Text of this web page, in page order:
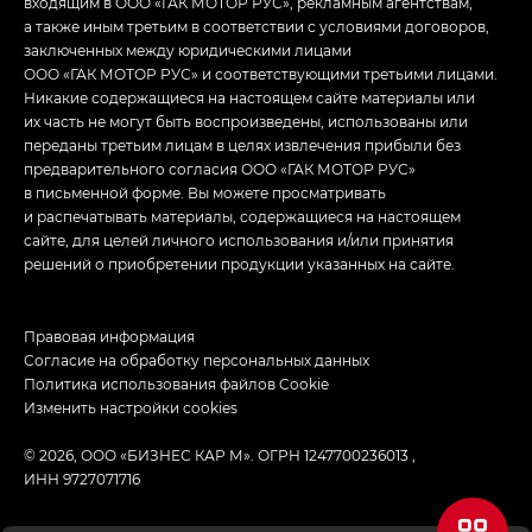
а также иным третьим в соответствии с условиями договоров,
заключенных между юридическими лицами
ООО «ГАК МОТОР РУС» и соответствующими третьими лицами.
Никакие содержащиеся на настоящем сайте материалы или
их часть не могут быть воспроизведены, использованы или
переданы третьим лицам в целях извлечения прибыли без
предварительного согласия ООО «ГАК МОТОР РУС»
в письменной форме. Вы можете просматривать
и распечатывать материалы, содержащиеся на настоящем
сайте, для целей личного использования и/или принятия
решений о приобретении продукции указанных на сайте.
© 2026, ООО «БИЗНЕС КАР М». ОГРН 1247700236013 ,
ИНН 9727071716
Правовая информация
Согласие на обработку персональных данных
Политика использования файлов Cookie
Изменить настройки cookies